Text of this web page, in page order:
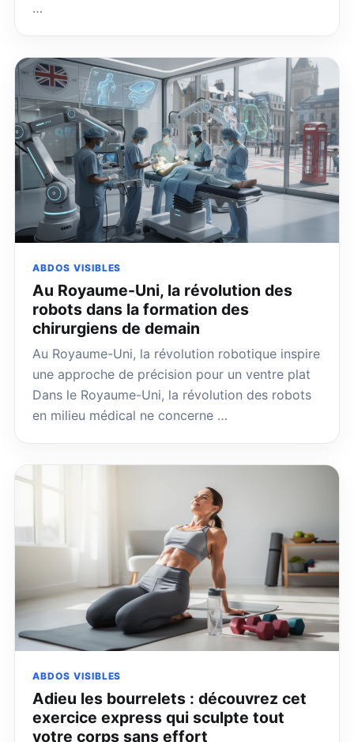
…
ABDOS VISIBLES
Au Royaume-Uni, la révolution des
robots dans la formation des
chirurgiens de demain
Au Royaume-Uni, la révolution robotique inspire
une approche de précision pour un ventre plat
Dans le Royaume-Uni, la révolution des robots
en milieu médical ne concerne …
ABDOS VISIBLES
Adieu les bourrelets : découvrez cet
exercice express qui sculpte tout
votre corps sans effort